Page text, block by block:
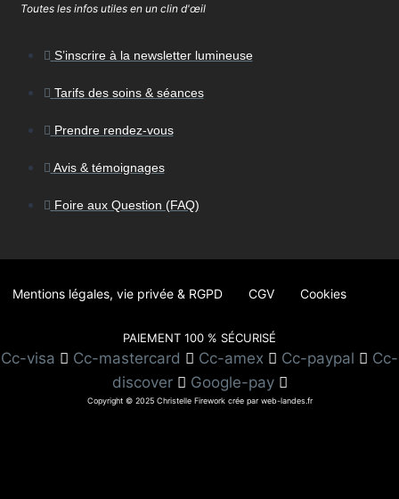
Toutes les infos utiles en un clin d'œil
S’inscrire à la newsletter lumineuse
Tarifs des soins & séances
Prendre rendez-vous
Avis & témoignages
Foire aux Question (FAQ)
Mentions légales, vie privée & RGPD CGV Cookies
PAIEMENT 100 % SÉCURISÉ
Cc-visa Cc-mastercard Cc-amex Cc-paypal
Cc-
discover
Google-pay
Copyright © 2025 Christelle Firework crée par web-landes.fr